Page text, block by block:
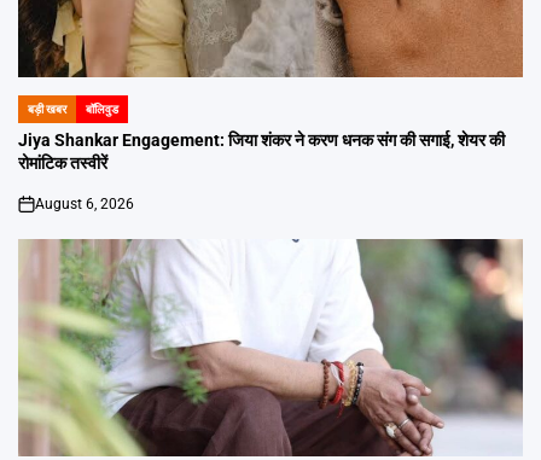
POSTED
IN
बड़ी खबर बॉलिवुड
Jiya Shankar Engagement: जिया शंकर ने करण धनक संग की सगाई, शेयर की
रोमांटिक तस्वीरें
on
August 6, 2026